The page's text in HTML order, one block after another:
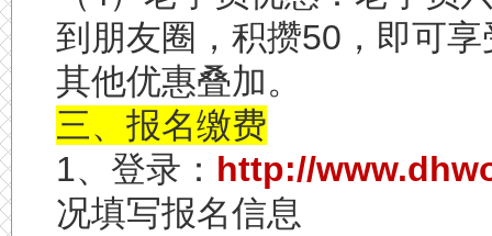
到朋友圈，积攒50 ，即可
其他优惠叠加。
三、报名缴费
1、登录： http://
况填写报名信息